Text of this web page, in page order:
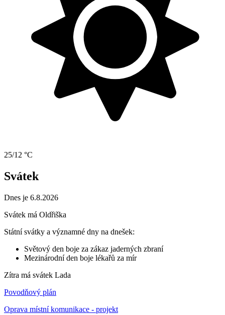
25/12 °C
Svátek
Dnes je 6.8.2026
Svátek má Oldřiška
Státní svátky a významné dny na dnešek:
Světový den boje za zákaz jaderných zbraní
Mezinárodní den boje lékařů za mír
Zítra má svátek Lada
Povodňový plán
Oprava místní komunikace - projekt